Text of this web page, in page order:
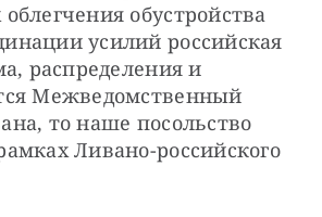
обустройства
усилий российская
распределения и
Межведомственный
то наше посольство
Ливано-российского